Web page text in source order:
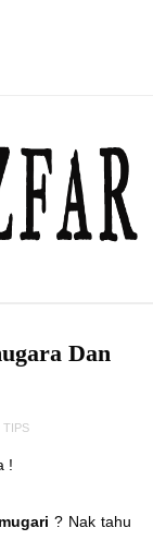
Dan
TIPS
!
? Nak tahu